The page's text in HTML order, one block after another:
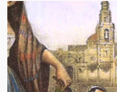
Dra. Sonia